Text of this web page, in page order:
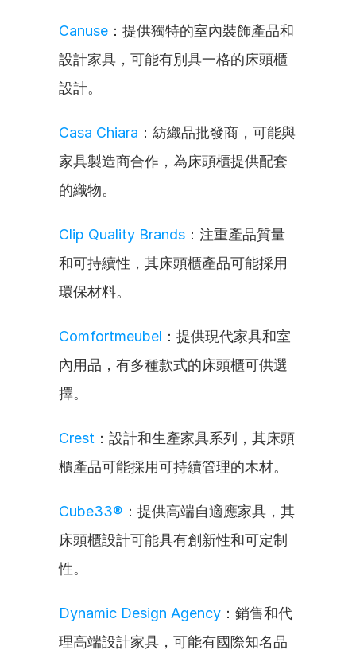
Canuse ：提供獨特的室內裝飾產品和
設計家具，可能有別具一格的床頭櫃
設計。
Casa Chiara ：紡織品批發商，可能與
家具製造商合作，為床頭櫃提供配套
的織物。
Clip Quality Brands ：注重產品質量
和可持續性，其床頭櫃產品可能採用
環保材料。
Comfortmeubel ：提供現代家具和室
內用品，有多種款式的床頭櫃可供選
擇。
Crest ：設計和生產家具系列，其床頭
櫃產品可能採用可持續管理的木材。
Cube33® ：提供高端自適應家具，其
床頭櫃設計可能具有創新性和可定制
性。
Dynamic Design Agency ：銷售和代
理高端設計家具，可能有國際知名品